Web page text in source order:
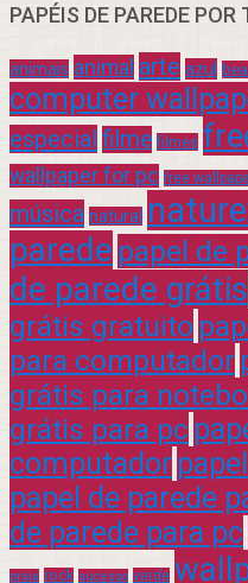
PAPÉIS DE PAREDE POR
animais animal arte azul
computer
especial filme filmes
wallpaper for pc free
música natural
parede papel de
de parede grátis
grátis gratuito
para computador
grátis para
grátis para pc
computador
papel de parede
de parede para pc
praia rock sucesso verde